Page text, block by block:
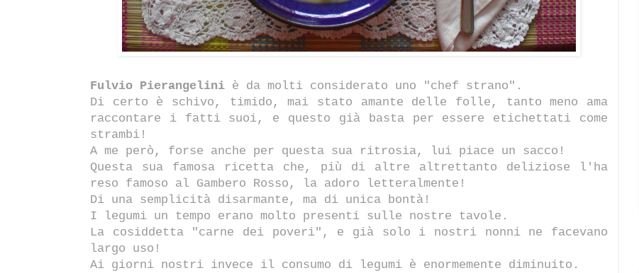
Fulvio Pierangelini è da molti considerato uno "chef strano".
Di certo è schivo, timido, mai stato amante delle folle, tanto meno ama
raccontare i fatti suoi, e questo già basta per essere etichettati come
strambi!
A me però, forse anche per questa sua ritrosia, lui piace un sacco!
Questa sua famosa ricetta che, più di altre altrettanto deliziose l'ha
reso famoso al Gambero Rosso, la adoro letteralmente!
Di una semplicità disarmante, ma di unica bontà!
I legumi un tempo erano molto presenti sulle nostre tavole.
La cosiddetta "carne dei poveri", e già solo i nostri nonni ne facevano
largo uso!
Ai giorni nostri invece il consumo di legumi è enormemente diminuito.